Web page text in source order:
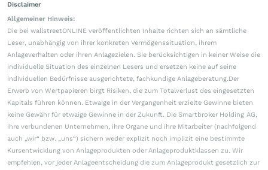
Disclaimer
Allgemeiner Hinweis:
Die bei wallstreetONLINE veröffentlichten Inhalte richten sich an sämtliche
Leser, unabhängig von ihrer konkreten Vermögenssituation, ihrem
Anlageverhalten oder ihren Anlagezielen. Sie berücksichtigen in keiner Weise die
individuelle Situation des einzelnen Lesers und ersetzen keine auf seine
individuellen Bedürfnisse ausgerichtete, fachkundige Anlageberatung.Der
Erwerb von Wertpapieren birgt Risiken, die zum Totalverlust des eingesetzten
Kapitals führen können. Etwaige in der Vergangenheit erzielte Gewinne bieten
keine Gewähr für etwaige Gewinne in der Zukunft. Die Smartbroker Holding AG,
ihre verbundenen Unternehmen, ihre Organe und ihre Mitarbeiter (nachfolgend
auch „wir“ bzw. „uns“) sichern weder explizit noch implizit eine bestimmte
Kursentwicklung von Anlageprodukten oder Anlageproduktklassen zu. Wir
empfehlen, vor jeder Anlageentscheidung die zum Anlageprodukt gesetzlich zur